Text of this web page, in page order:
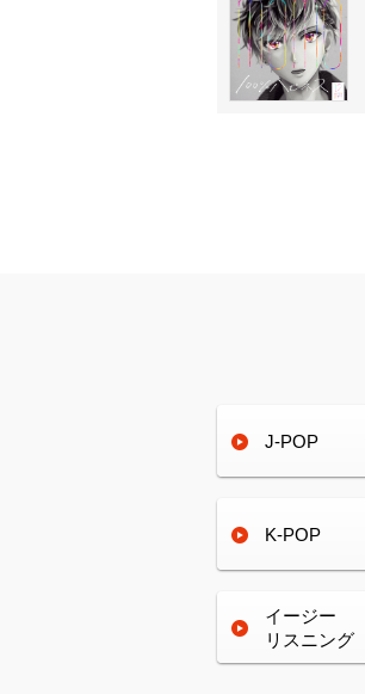
J-POP
K-POP
イージー
リスニング